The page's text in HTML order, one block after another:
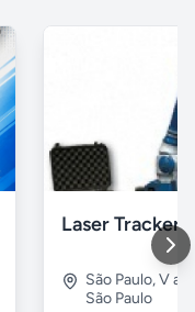
São Paulo,V
São Paulo